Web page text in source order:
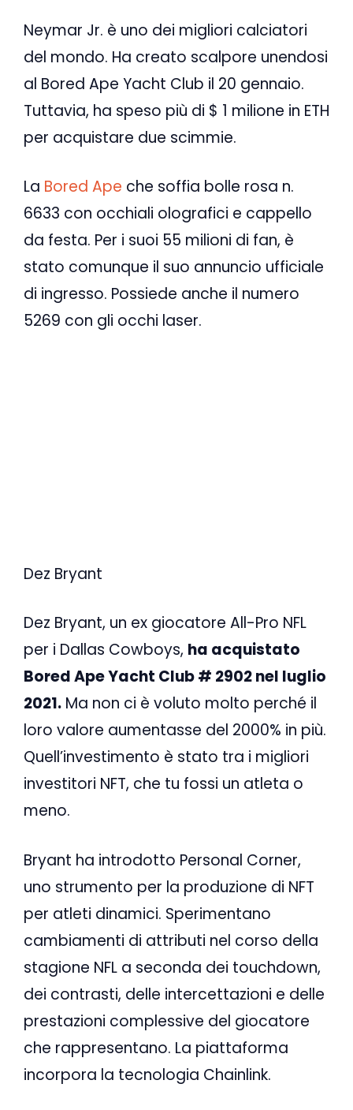
Neymar Jr. è uno dei migliori calciatori
del mondo. Ha creato scalpore unendosi
al Bored Ape Yacht Club il 20 gennaio.
Tuttavia, ha speso più di $ 1 milione in ETH
per acquistare due scimmie.
La Bored Ape che soffia bolle rosa n.
6633 con occhiali olografici e cappello
da festa. Per i suoi 55 milioni di fan, è
stato comunque il suo annuncio ufficiale
di ingresso. Possiede anche il numero
5269 con gli occhi laser.
Dez Bryant
Dez Bryant, un ex giocatore All-Pro NFL
per i Dallas Cowboys, ha acquistato
Bored Ape Yacht Club # 2902 nel luglio
2021. Ma non ci è voluto molto perché il
loro valore aumentasse del 2000% in più.
Quell’investimento è stato tra i migliori
investitori NFT, che tu fossi un atleta o
meno.
Bryant ha introdotto Personal Corner,
uno strumento per la produzione di NFT
per atleti dinamici. Sperimentano
cambiamenti di attributi nel corso della
stagione NFL a seconda dei touchdown,
dei contrasti, delle intercettazioni e delle
prestazioni complessive del giocatore
che rappresentano. La piattaforma
incorpora la tecnologia Chainlink.